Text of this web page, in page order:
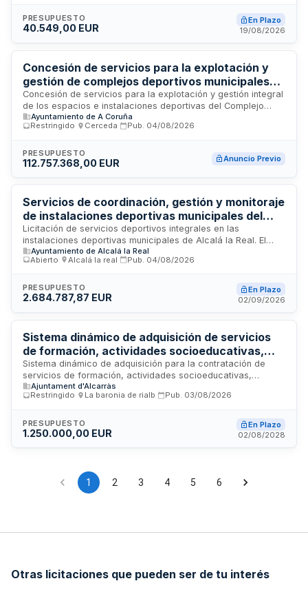
realización de la actividad y estiramientos pasivos. El
servicio se desarrollará durante los cursos escolares
abierto simplificado basado en el criterio de mejor relación
calidad-precio.
PRESUPUESTO
40.549,00 EUR
En Plazo
19/08/2026
Concesión de servicios para la explotación y
gestión de complejos deportivos municipales
en A Coruña
Concesión de servicios para la explotación y gestión integral
de los espacios e instalaciones deportivas del Complejo
Deportivo de San Diego y del Complejo Deportivo de
Castrillón, ubicados en A Coruña. La concesión incluye la
de todos los servicios deportivos y recreativos que se
desarrollan en ambas instalaciones. El órgano contratante es
busca garantizar la explotación eficiente de estas
infraestructuras públicas mediante un concesionario privado.
El contrato se rige por la Directiva 2014/23/UE relativa a la
adjudicación de contratos de concesión.
Ayuntamiento de A Coruña
Restringido
Cerceda Pub. 04/08/2026
PRESUPUESTO
112.757.368,00 EUR Anuncio Previo
Servicios de coordinación, gestión y monitoraje
de instalaciones deportivas municipales del
Ayuntamiento de Alcalá la Real
Licitación de servicios deportivos integrales en las
instalaciones deportivas municipales de Alcalá la Real. El
contrato incluye coordinación de instalaciones, plan local de
deporte base, monitoraje deportivo uni y multidisciplinar,
completa de espacios deportivos, organización de escuelas
deportivas municipales, prestación de servicios de
actividades deportivas del municipio.
Ayuntamiento de Alcalá la Real
Abierto
Alcalá la real Pub. 04/08/2026
PRESUPUESTO
2.684.787,87 EUR
En Plazo
02/09/2026
Sistema dinámico de adquisición de servicios
de formación, actividades socioeducativas,
talleres y cursos del Ayuntamiento de Alcarràs
Sistema dinámico de adquisición para la contratación de
servicios de formación, actividades socioeducativas,
talleres y cursos organizados por el Ayuntamiento de
Alcarràs. Se establece un marco de colaboración con
formativos y educativos dirigidos a la comunidad local, con
diferentes categorías de contratación específica según las
comunitario adaptados a diversos públicos y objetivos.
Ajuntament d'Alcarràs
Restringido
La baronia de rialb Pub. 03/08/2026
PRESUPUESTO
1.250.000,00 EUR
En Plazo
02/08/2028
1 2 3 4 5 6
Otras licitaciones que pueden ser de tu interés